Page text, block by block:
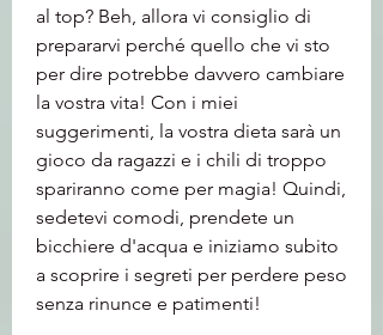
al top? Beh, allora vi consiglio di
prepararvi perché quello che vi sto
per dire potrebbe davvero cambiare
la vostra vita! Con i miei
suggerimenti, la vostra dieta sarà un
gioco da ragazzi e i chili di troppo
spariranno come per magia! Quindi,
sedetevi comodi, prendete un
bicchiere d'acqua e iniziamo subito
a scoprire i segreti per perdere peso
senza rinunce e patimenti!